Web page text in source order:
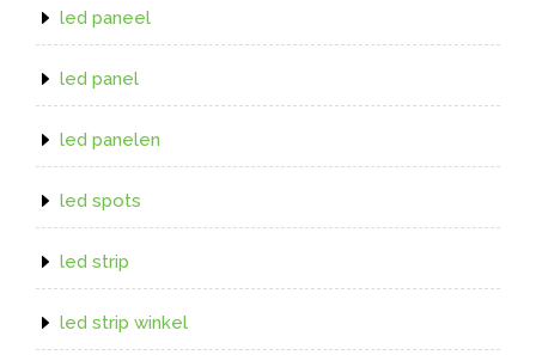
led paneel
led panel
led panelen
led spots
led strip
led strip winkel